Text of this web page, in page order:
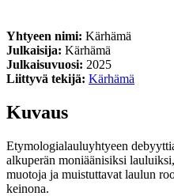
Yhtyeen nimi: Kärhämä
Julkaisija: Kärhämä
Julkaisuvuosi: 2025
Liittyvä tekijä: Kärhämä
Kuvaus
Etymologialauluyhtyeen
alkuperän moniäänisiksi
muotoja ja muistuttavat laulun
keinona.